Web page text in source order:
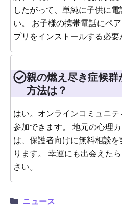
したがって、単純に子供に
い。 お子様の携帯電話にペ
プリをインストールする必要
親の燃え尽き症候
方法は？
はい。オンラインコミュニ
参加できます。 地元の心理
は、保護者向けに無料相談
ります。 幸運にも出会えた
さい。
ニュース